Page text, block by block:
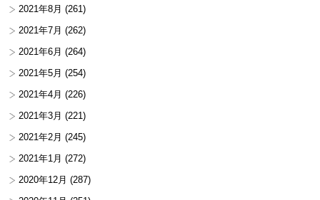
2021年8月 (261)
2021年7月 (262)
2021年6月 (264)
2021年5月 (254)
2021年4月 (226)
2021年3月 (221)
2021年2月 (245)
2021年1月 (272)
2020年12月 (287)